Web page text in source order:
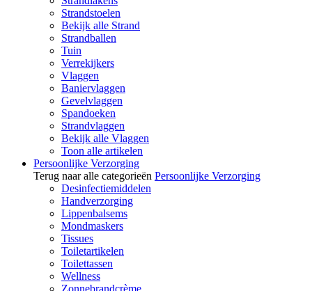
Strandstoelen
Bekijk alle Strand
Strandballen
Tuin
Verrekijkers
Vlaggen
Baniervlaggen
Gevelvlaggen
Spandoeken
Strandvlaggen
Bekijk alle Vlaggen
Toon alle artikelen
Persoonlijke Verzorging
Terug naar alle categorieën Persoonlijke Verzorging
Desinfectiemiddelen
Handverzorging
Lippenbalsems
Mondmaskers
Tissues
Toiletartikelen
Toilettassen
Wellness
Zonnebrandcrème